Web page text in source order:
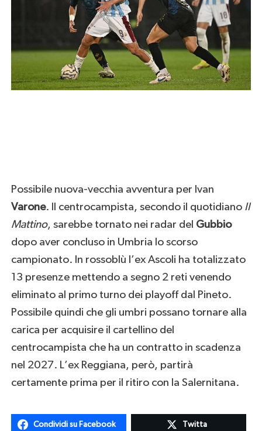
Possibile nuova-vecchia avventura per Ivan
Varone. Il centrocampista, secondo il quotidiano Il
Mattino, sarebbe tornato nei radar del Gubbio
dopo aver concluso in Umbria lo scorso
campionato. In rossoblù l’ex Ascoli ha totalizzato
13 presenze mettendo a segno 2 reti venendo
eliminato al primo turno dei playoff dal Pineto.
Possibile quindi che gli umbri possano tornare alla
carica per acquisire il cartellino del
centrocampista che ha un contratto in scadenza
nel 2027. L’ex Reggiana, però, partirà
certamente prima per il ritiro con la Salernitana.
Condividi su Facebook Twitta